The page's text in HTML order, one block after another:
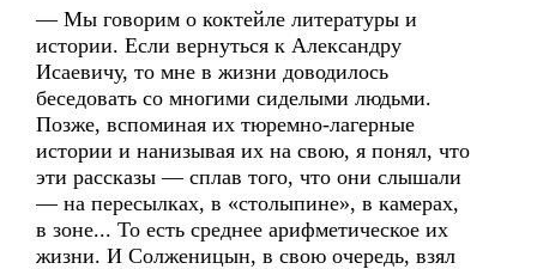
— Мы говорим о коктейле литературы и
истории. Если вернуться к Александру
Исаевичу, то мне в жизни доводилось
беседовать со многими сиделыми людьми.
Позже, вспоминая их тюремно-лагерные
истории и нанизывая их на свою, я понял, что
эти рассказы — сплав того, что они слышали
— на пересылках, в «столыпине», в камерах,
в зоне... То есть среднее арифметическое их
жизни. И Солженицын, в свою очередь, взял